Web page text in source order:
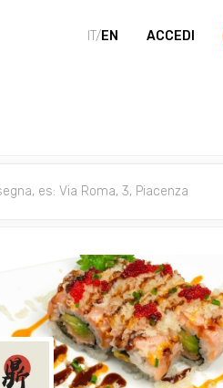
IT/EN ACCEDI